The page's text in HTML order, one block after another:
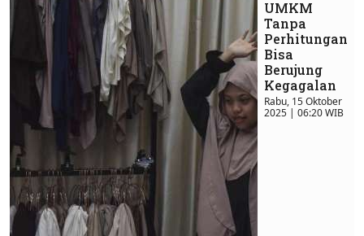
UMKM
Tanpa
Perhitungan
Bisa
Berujung
Kegagalan
Rabu, 15 Oktober
2025 | 06:20 WIB